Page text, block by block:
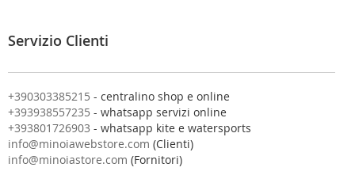
l
o
s
t
r
a
Servizio Clienti
+390303385215 - centralino shop e online
+393938557235 - whatsapp servizi online
+393801726903 - whatsapp kite e watersports
info@minoiawebstore.com (Clienti)
info@minoiastore.com (Fornitori)